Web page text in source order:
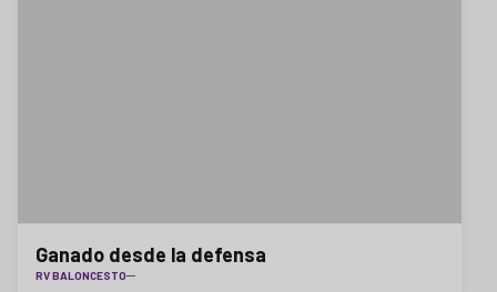
Ganado desde la defensa
RV BALONCESTO